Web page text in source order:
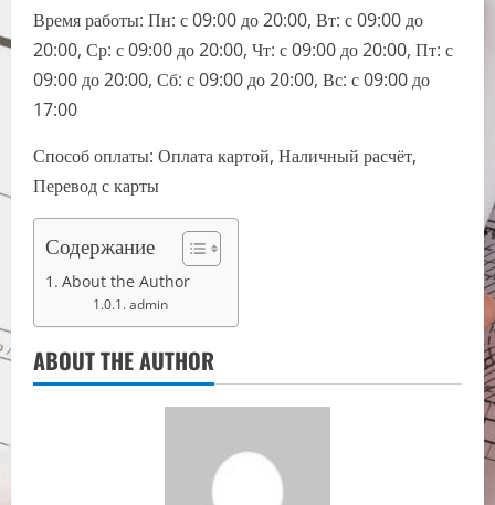
Время работы: Пн: с 09:00 до 20:00, Вт: с 09:00 до
20:00, Ср: с 09:00 до 20:00, Чт: с 09:00 до 20:00, Пт: с
09:00 до 20:00, Сб: с 09:00 до 20:00, Вс: с 09:00 до
17:00
Способ оплаты: Оплата картой, Наличный расчёт,
Перевод с карты
Содержание
About the Author
admin
ABOUT THE AUTHOR